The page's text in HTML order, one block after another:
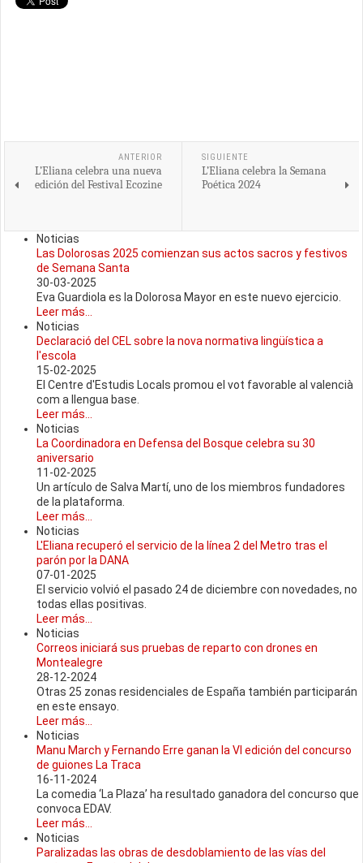
ANTERIOR
L’Eliana celebra una nueva
edición del Festival Ecozine
SIGUIENTE
L’Eliana celebra la Semana
Poética 2024
Noticias
Las Dolorosas 2025 comienzan sus actos sacros y festivos
de Semana Santa
30-03-2025
Eva Guardiola es la Dolorosa Mayor en este nuevo ejercicio.
Leer más...
Noticias
Declaració del CEL sobre la nova normativa lingüística a
l'escola
15-02-2025
El Centre d'Estudis Locals promou el vot favorable al valencià
com a llengua base.
Leer más...
Noticias
La Coordinadora en Defensa del Bosque celebra su 30
aniversario
11-02-2025
Un artículo de Salva Martí, uno de los miembros fundadores
de la plataforma.
Leer más...
Noticias
L'Eliana recuperó el servicio de la línea 2 del Metro tras el
parón por la DANA
07-01-2025
El servicio volvió el pasado 24 de diciembre con novedades, no
todas ellas positivas.
Leer más...
Noticias
Correos iniciará sus pruebas de reparto con drones en
Montealegre
28-12-2024
Otras 25 zonas residenciales de España también participarán
en este ensayo.
Leer más...
Noticias
Manu March y Fernando Erre ganan la VI edición del concurso
de guiones La Traca
16-11-2024
La comedia ‘La Plaza’ ha resultado ganadora del concurso que
convoca EDAV.
Leer más...
Noticias
Paralizadas las obras de desdoblamiento de las vías del